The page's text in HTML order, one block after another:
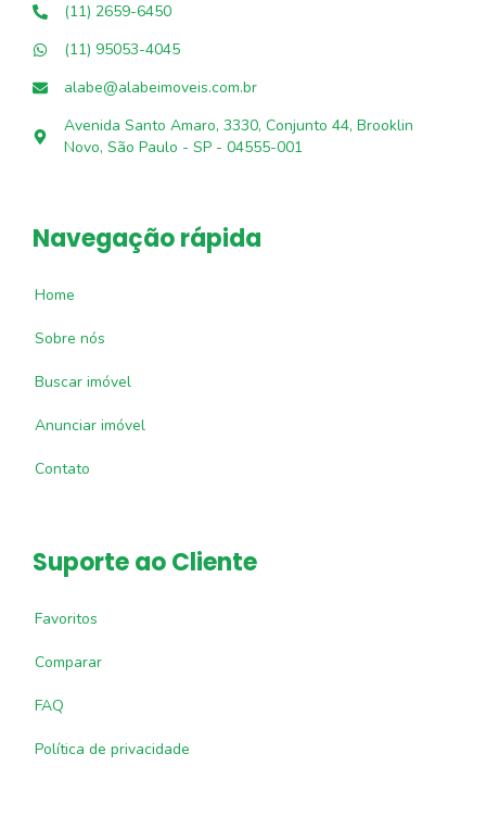
(11) 2659-6450
(11) 95053-4045
alabe@alabeimoveis.com.br
Avenida Santo Amaro, 3330, Conjunto 44, Brooklin
Novo, São Paulo - SP - 04555-001
Navegação rápida
Home
Sobre nós
Buscar imóvel
Anunciar imóvel
Contato
Suporte ao Cliente
Favoritos
Comparar
FAQ
Política de privacidade